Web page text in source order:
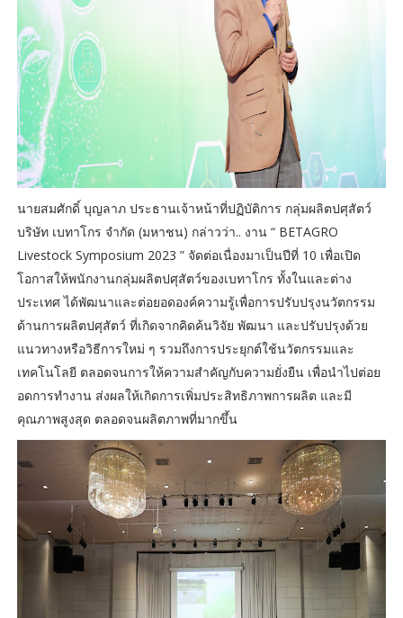
นายสมศักดิ์ บุญลาภ ประธานเจ้าหน้าที่ปฏิบัติการ กลุ่มผลิตปศุสัตว์
บริษัท เบทาโกร จำกัด (มหาชน) กล่าวว่า.. งาน “ BETAGRO
Livestock Symposium 2023 ” จัดต่อเนื่องมาเป็นปีที่ 10 เพื่อเปิด
โอกาสให้พนักงานกลุ่มผลิตปศุสัตว์ของเบทาโกร ทั้งในและต่าง
ประเทศ ได้พัฒนาและต่อยอดองค์ความรู้เพื่อการปรับปรุงนวัตกรรม
ด้านการผลิตปศุสัตว์ ที่เกิดจากคิดค้นวิจัย พัฒนา และปรับปรุงด้วย
แนวทางหรือวิธีการใหม่ ๆ รวมถึงการประยุกต์ใช้นวัตกรรมและ
เทคโนโลยี ตลอดจนการให้ความสำคัญกับความยั่งยืน เพื่อนำไปต่อย
อดการทำงาน ส่งผลให้เกิดการเพิ่มประสิทธิภาพการผลิต และมี
คุณภาพสูงสุด ตลอดจนผลิตภาพที่มากขึ้น